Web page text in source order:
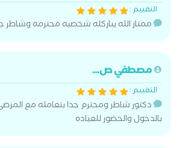
التقييم :
ممتاز الله يباركله شخصيه محترمه وشاطر
مصطفي ص...
التقييم :
دكتور شاطر ومحترم جدا بتعامله مع
بالدخول والحضور للعياده